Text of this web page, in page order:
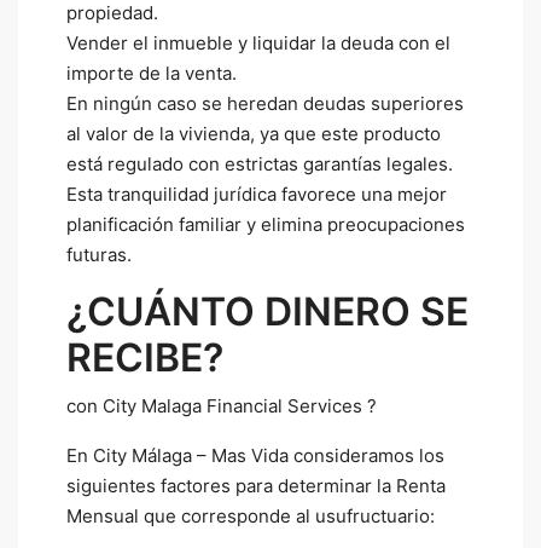
propiedad.
Vender el inmueble y liquidar la deuda con el
importe de la venta.
En ningún caso se heredan deudas superiores
al valor de la vivienda, ya que este producto
está regulado con estrictas garantías legales.
Esta tranquilidad jurídica favorece una mejor
planificación familiar y elimina preocupaciones
futuras.
¿CUÁNTO DINERO SE
RECIBE?
con City Malaga Financial Services ?
En City Málaga – Mas Vida consideramos los
siguientes factores para determinar la Renta
Mensual que corresponde al usufructuario: